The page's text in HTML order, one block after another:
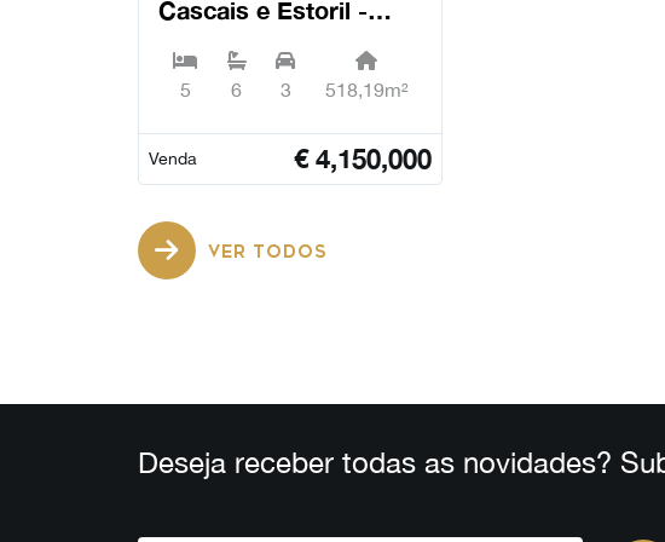
Cascais e Estoril -
5 6 3 518,19m²
Venda €4,150,000
VER TODOS
Deseja receber todas as novidades?